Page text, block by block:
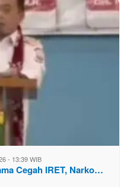
- 13:39 WIB
Cegah IRET, Narko…